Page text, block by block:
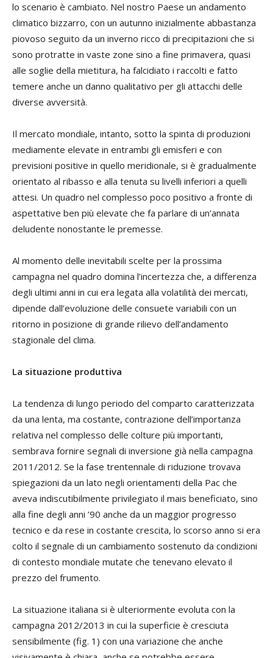
lo scenario è cambiato. Nel nostro Paese un andamento
climatico bizzarro, con un autunno inizialmente abbastanza
piovoso seguito da un inverno ricco di precipitazioni che si
sono protratte in vaste zone sino a fine primavera, quasi
alle soglie della mietitura, ha falcidiato i raccolti e fatto
temere anche un danno qualitativo per gli attacchi delle
diverse avversità.
Il mercato mondiale, intanto, sotto la spinta di produzioni
mediamente elevate in entrambi gli emisferi e con
previsioni positive in quello meridionale, si è gradualmente
orientato al ribasso e alla tenuta su livelli inferiori a quelli
attesi. Un quadro nel complesso poco positivo a fronte di
aspettative ben più elevate che fa parlare di un’annata
deludente nonostante le premesse.
Al momento delle inevitabili scelte per la prossima
campagna nel quadro domina l’incertezza che, a differenza
degli ultimi anni in cui era legata alla volatilità dei mercati,
dipende dall’evoluzione delle consuete variabili con un
ritorno in posizione di grande rilievo dell’andamento
stagionale del clima.
La situazione produttiva
La tendenza di lungo periodo del comparto caratterizzata
da una lenta, ma costante, contrazione dell’importanza
relativa nel complesso delle colture più importanti,
sembrava fornire segnali di inversione già nella campagna
2011/2012. Se la fase trentennale di riduzione trovava
spiegazioni da un lato negli orientamenti della Pac che
aveva indiscutibilmente privilegiato il mais beneficiato, sino
alla fine degli anni ’90 anche da un maggior progresso
tecnico e da rese in costante crescita, lo scorso anno si era
colto il segnale di un cambiamento sostenuto da condizioni
di contesto mondiale mutate che tenevano elevato il
prezzo del frumento.
La situazione italiana si è ulteriormente evoluta con la
campagna 2012/2013 in cui la superficie è cresciuta
sensibilmente (fig. 1) con una variazione che anche